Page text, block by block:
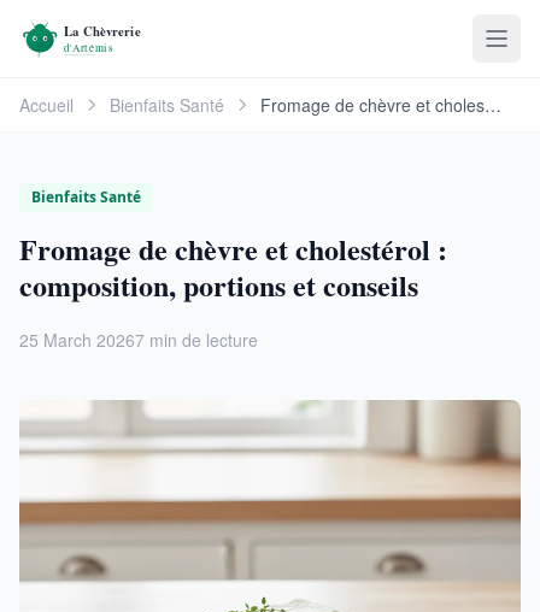
Accueil Bienfaits Santé Fromage de chèvre et cholestérol : composition, …
Bienfaits Santé
Fromage de chèvre et cholestérol :
composition, portions et conseils
25 March 20267 min de lecture